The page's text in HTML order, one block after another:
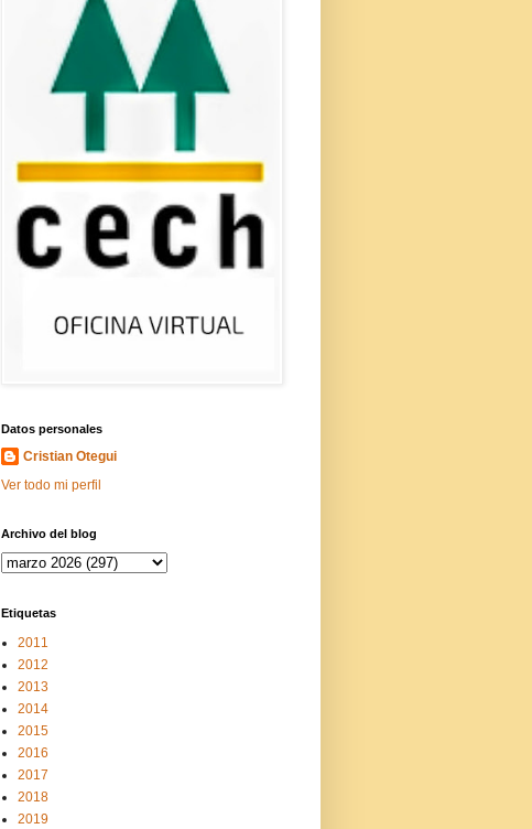
Datos personales
Cristian Otegui
Ver todo mi perfil
Archivo del blog
Etiquetas
2011
2012
2013
2014
2015
2016
2017
2018
2019